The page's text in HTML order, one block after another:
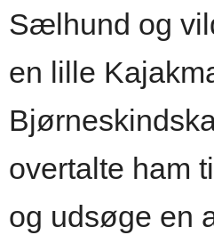
Sælhund og
en lille
overtalte ham
og udsøge en